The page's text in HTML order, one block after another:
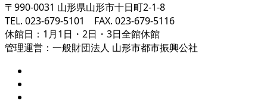
〒990-0031 山形県山形市十日町2-1-8
TEL. 023-679-5101 FAX. 023-679-5116
休館日：1月1日・2日・3日全館休館
管理運営：一般財団法人 山形市都市振興公社